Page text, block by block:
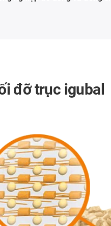
đỡ trục igubal